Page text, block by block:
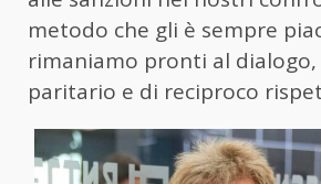
metodo che gli è sempre
rimaniamo pronti al dialogo,
paritario e di reciproco